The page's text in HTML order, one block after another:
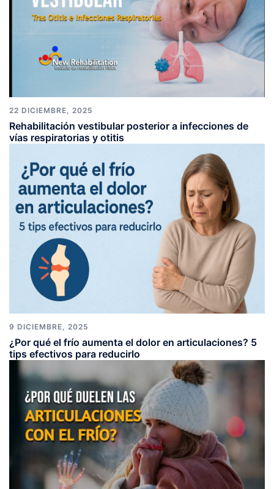
22 DICIEMBRE, 2025
Rehabilitación vestibular posterior a infecciones de
vías respiratorias y otitis
9 DICIEMBRE, 2025
¿Por qué el frío aumenta el dolor en articulaciones? 5
tips efectivos para reducirlo